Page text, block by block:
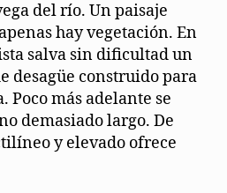
del río. Un paisaje
hay vegetación. En
salva sin dificultad un
desagüe construido para
Poco más adelante se
demasiado largo. De
y elevado ofrece